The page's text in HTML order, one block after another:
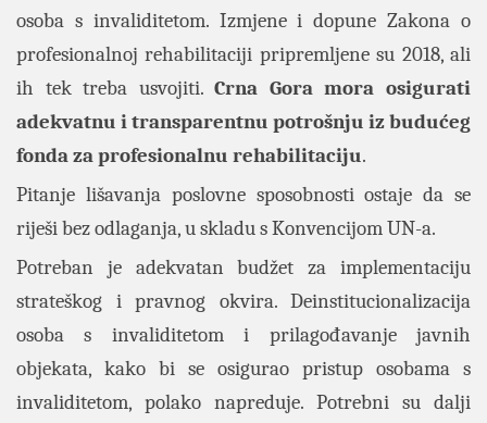
osoba s invaliditetom. Izmjene i dopune Zakona o
profesionalnoj rehabilitaciji pripremljene su 2018, ali
ih tek treba usvojiti.Crna Gora mora osigurati
adekvatnu i transparentnu potrošnju iz budućeg
fonda za profesionalnu rehabilitaciju.
Pitanje lišavanja poslovne sposobnosti ostaje da se
riješi bez odlaganja, u skladu s Konvencijom UN-a.
Potreban je adekvatan budžet za implementaciju
strateškog i pravnog okvira. Deinstitucionalizacija
osoba s invaliditetom i prilagođavanje javnih
objekata, kako bi se osigurao pristup osobama s
invaliditetom, polako napreduje. Potrebni su dalji